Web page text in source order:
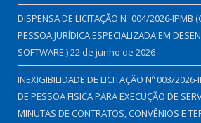
DISPENSA DE LICITAÇÃO Nº 004/2026-IPMB
PESSOA JURÍDICA ESPECIALIZADA EM
SOFTWARE.)22 de junho de 2026
INEXIGIBILIDADE DE LICITAÇÃO Nº 003/
DE PESSOA FISICA PARA EXECUÇÃO DE
MINUTAS DE CONTRATOS, CONVÊNIOS E